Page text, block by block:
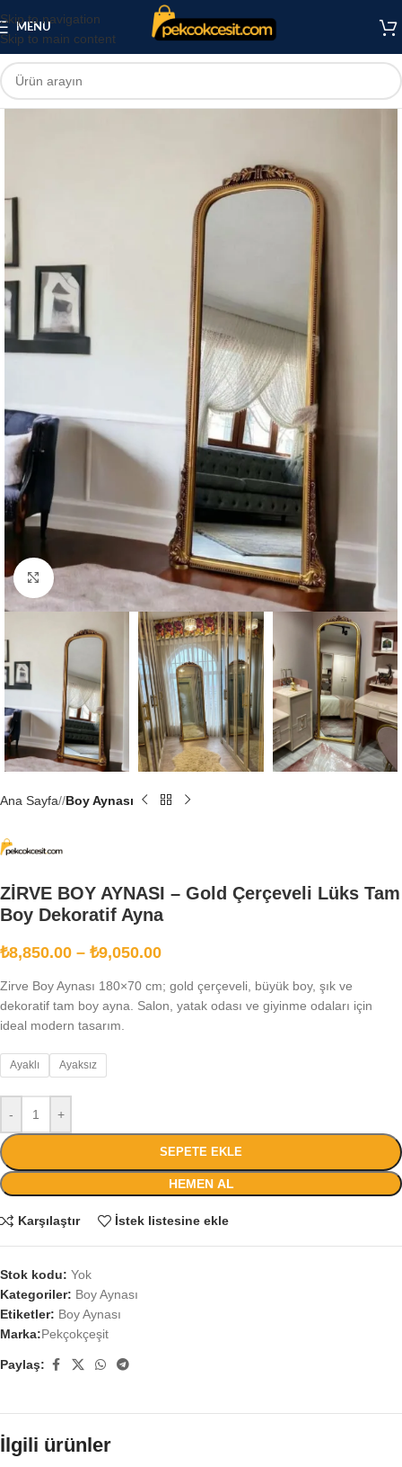
Skip to navigation
Skip to main content
MENU
Büyütmek için tıklayın
Ana Sayfa/ Boy Aynası
ZİRVE BOY AYNASI – Gold Çerçeveli Lüks Tam
Boy Dekoratif Ayna
₺8,850.00 – ₺9,050.00
Zirve Boy Aynası 180×70 cm; gold çerçeveli, büyük boy, şık ve
dekoratif tam boy ayna. Salon, yatak odası ve giyinme odaları için
ideal modern tasarım.
Ayaklı Ayaksız
- +
SEPETE EKLE
HEMEN AL
Karşılaştır İstek listesine ekle
Stok kodu: Yok
Kategoriler: Boy Aynası
Etiketler: Boy Aynası
Marka:Pekçokçeşit
Paylaş:
İlgili ürünler